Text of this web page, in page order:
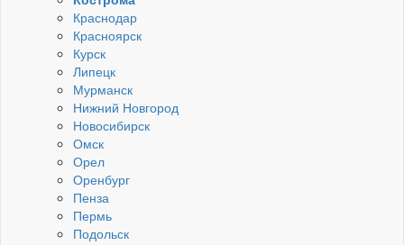
Краснодар
Красноярск
Курск
Липецк
Мурманск
Нижний Новгород
Новосибирск
Омск
Орел
Оренбург
Пенза
Пермь
Подольск